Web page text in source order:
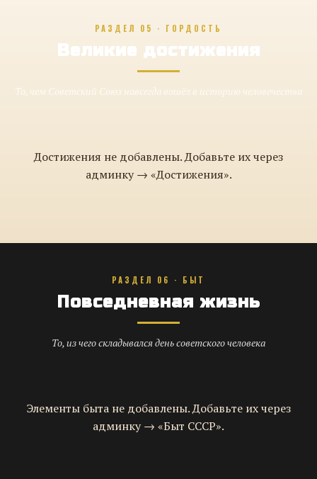
РАЗДЕЛ 05 · ГОРДОСТЬ
Великие достижения
То, чем Советский Союз навсегда вошёл в историю человечества
Достижения не добавлены. Добавьте их через
админку → «Достижения».
РАЗДЕЛ 06 · БЫТ
Повседневная жизнь
То, из чего складывался день советского человека
Элементы быта не добавлены. Добавьте их через
админку → «Быт СССР».